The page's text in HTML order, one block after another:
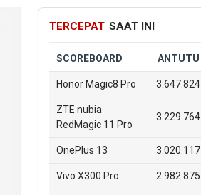
TERCEPAT SAAT INI
SCOREBOARD ANTUTU
Honor Magic8 Pro 3.647.824
ZTE nubia
RedMagic 11 Pro
3.229.764
OnePlus 13 3.020.117
Vivo X300 Pro 2.982.875